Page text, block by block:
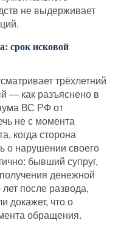
не выдерживает
срок исковой
трёхлетний
— как разъяснено в
ВС РФ от
не с момента
когда сторона
о нарушении своего
бывший супруг,
денежной
после развода,
докажет, что о
обращения.